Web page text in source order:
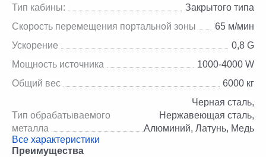
Тип кабины:
Закрытого типа
Скорость перемещения портальной зоны
65 м/мин
Ускорение
0,8 G
Мощность источника
1000-4000 W
Общий вес
6000 кг
Тип обрабатываемого
металла
Черная сталь,
Нержавеющая сталь,
Алюминий, Латунь, Медь
Все характеристики
Преимущества